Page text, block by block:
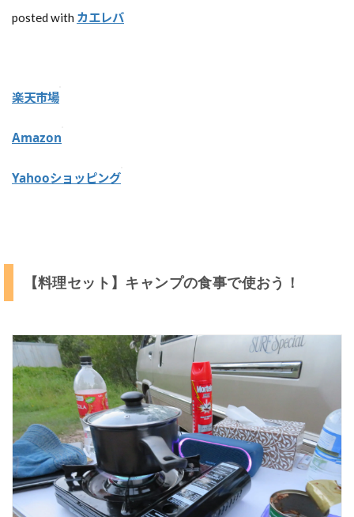
ち
盗
強
に
注
動
も
注
意
温
度
の
変
化
に
注
意
posted with カエレバ
楽天市場
Amazon
Yahooショッピング
【料理セット】キャンプの食事で使おう！